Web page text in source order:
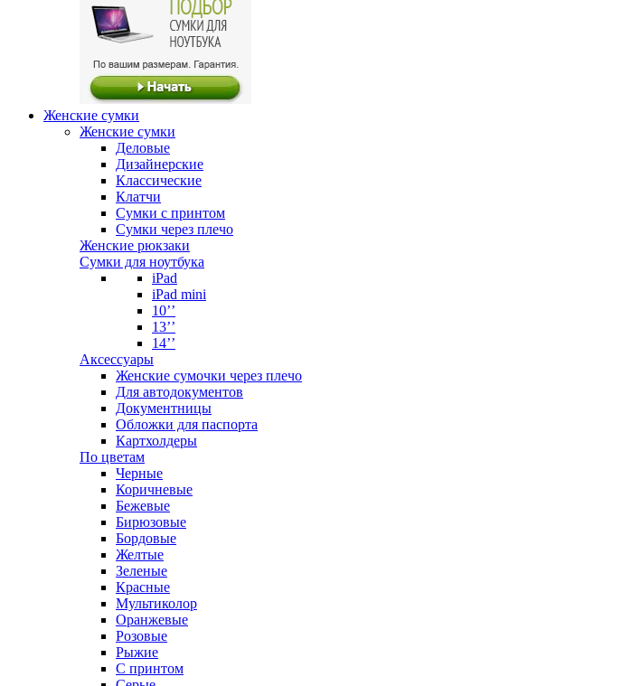
Женские сумки
Женские сумки
Деловые
Дизайнерские
Классические
Клатчи
Сумки с принтом
Сумки через плечо
Женские рюкзаки
Сумки для ноутбука
iPad
iPad mini
10’’
13’’
14’’
Аксессуары
Женские сумочки через плечо
Для автодокументов
Документницы
Обложки для паспорта
Картхолдеры
По цветам
Черные
Коричневые
Бежевые
Бирюзовые
Бордовые
Желтые
Зеленые
Красные
Мультиколор
Оранжевые
Розовые
Рыжие
С принтом